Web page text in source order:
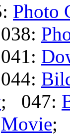
Photo
; 047:
Movie;